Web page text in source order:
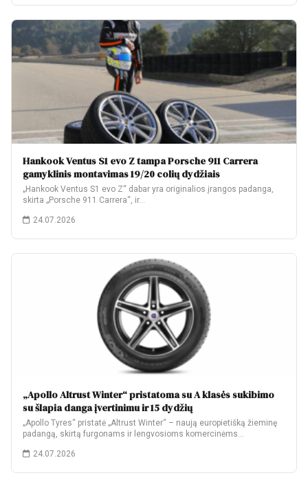
Hankook Ventus S1 evo Z tampa Porsche 911 Carrera
gamyklinis montavimas 19/20 colių dydžiais
„Hankook Ventus S1 evo Z“ dabar yra originalios įrangos padanga,
skirta „Porsche 911 Carrera“, ir…
24.07.2026
„Apollo Altrust Winter“ pristatoma su A klasės sukibimo
su šlapia danga įvertinimu ir 15 dydžių
„Apollo Tyres“ pristatė „Altrust Winter“ – naują europietišką žieminę
padangą, skirtą furgonams ir lengvosioms komercinėms…
24.07.2026